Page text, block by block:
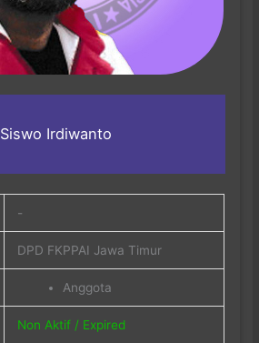
Siswo Irdiwanto
-
DPD FKPPAI Jawa Timur
Anggota
Non Aktif / Expired